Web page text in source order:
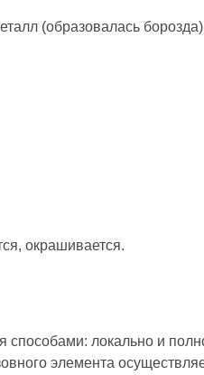
(образовалась
окрашивается.
способами: локально и
элемента